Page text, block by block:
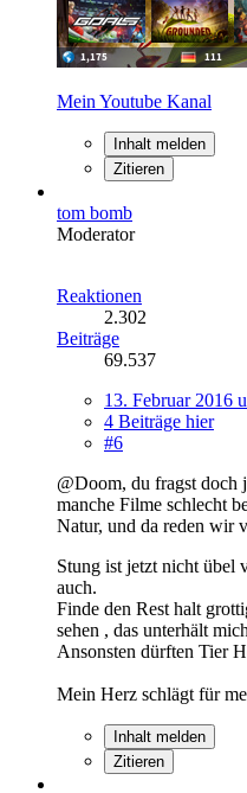
Mein Youtube Kanal
Inhalt melden
Zitieren
tom bomb
Moderator
Reaktionen
2.302
Beiträge
69.537
13. Februar 2016
4 Beiträge hier
#6
@Doom, du fragst doch
manche Filme schlecht
Natur, und da reden wir
Stung ist jetzt nicht übel
auch.
Finde den Rest halt
sehen , das unterhält
Ansonsten dürften Tier
Mein Herz schlägt für
Inhalt melden
Zitieren